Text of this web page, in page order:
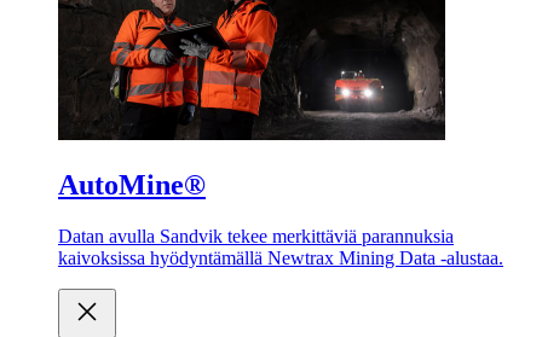
AutoMine®
Datan avulla Sandvik tekee merkittäviä parannuksia
kaivoksissa hyödyntämällä Newtrax Mining Data -alustaa.